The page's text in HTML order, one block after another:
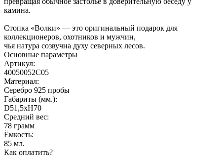
камина.
Стопка «Волки» — это оригинальный подарок для
коллекционеров, охотников и мужчин,
чья натура созвучна духу северных лесов.
Основные параметры
Артикул:
40050052С05
Материал:
Серебро 925 пробы
Габариты (мм.):
D51,5хH70
Средний вес:
78 грамм
Ёмкость:
85 мл.
Как оплатить?